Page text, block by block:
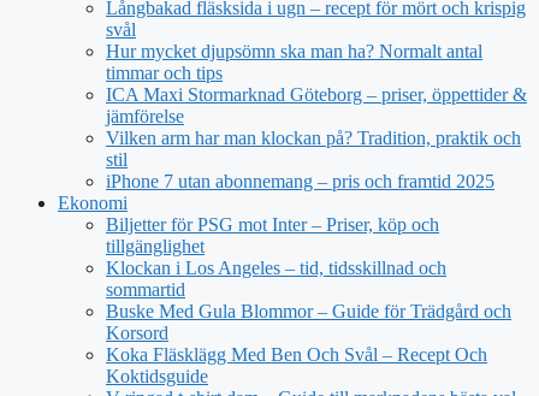
Långbakad fläsksida i ugn – recept för mört och krispig
svål
Hur mycket djupsömn ska man ha? Normalt antal
timmar och tips
ICA Maxi Stormarknad Göteborg – priser, öppettider &
jämförelse
Vilken arm har man klockan på? Tradition, praktik och
stil
iPhone 7 utan abonnemang – pris och framtid 2025
Ekonomi
Biljetter för PSG mot Inter – Priser, köp och
tillgänglighet
Klockan i Los Angeles – tid, tidsskillnad och
sommartid
Buske Med Gula Blommor – Guide för Trädgård och
Korsord
Koka Fläsklägg Med Ben Och Svål – Recept Och
Koktidsguide